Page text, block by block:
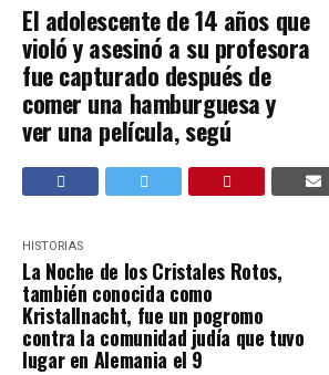
El adolescente de 14 años que
violó y asesinó a su profesora
fue capturado después de
comer una hamburguesa y
ver una película, segú
HISTORIAS
La Noche de los Cristales Rotos,
también conocida como
Kristallnacht, fue un pogromo
contra la comunidad judía que tuvo
lugar en Alemania el 9